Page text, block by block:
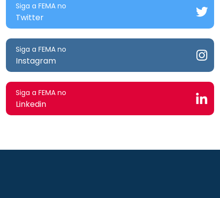
Siga a FEMA no
Twitter
Siga a FEMA no
Instagram
Siga a FEMA no
Linkedin